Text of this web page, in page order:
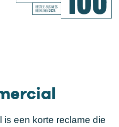
is een korte reclame die